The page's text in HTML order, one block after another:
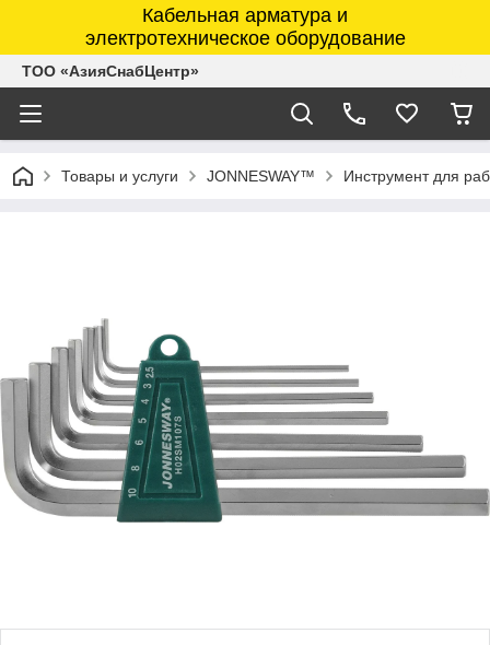
Кабельная арматура и
электротехническое оборудование
ТОО «АзияСнабЦентр»
Товары и услуги JONNESWAY™ Инструмент для